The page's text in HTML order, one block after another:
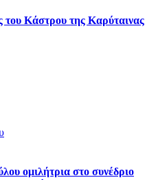
του Κάστρου της Καρύταινας
ομιλήτρια στο συνέδριο